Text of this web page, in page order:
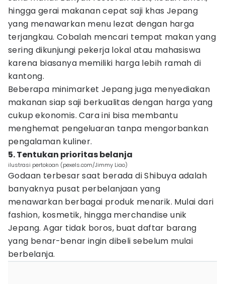
hingga gerai makanan cepat saji khas Jepang
yang menawarkan menu lezat dengan harga
terjangkau. Cobalah mencari tempat makan yang
sering dikunjungi pekerja lokal atau mahasiswa
karena biasanya memiliki harga lebih ramah di
kantong.
Beberapa minimarket Jepang juga menyediakan
makanan siap saji berkualitas dengan harga yang
cukup ekonomis. Cara ini bisa membantu
menghemat pengeluaran tanpa mengorbankan
pengalaman kuliner.
5. Tentukan prioritas belanja
ilustrasi pertokoan (pexels.com/Jimmy Liao)
Godaan terbesar saat berada di Shibuya adalah
banyaknya pusat perbelanjaan yang
menawarkan berbagai produk menarik. Mulai dari
fashion, kosmetik, hingga merchandise unik
Jepang. Agar tidak boros, buat daftar barang
yang benar-benar ingin dibeli sebelum mulai
berbelanja.